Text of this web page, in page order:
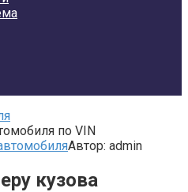
по VIN
Автор: admin
кузова